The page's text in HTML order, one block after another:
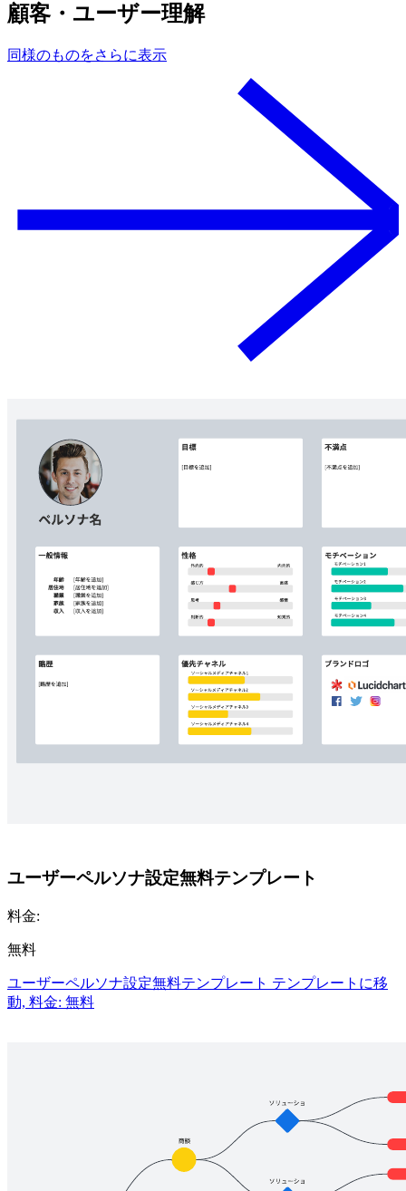
顧客・ユーザー理解
同様のものをさらに表示
ユーザーペルソナ設定無料テンプレート
料金:
無料
ユーザーペルソナ設定無料テンプレート テンプレートに移
動, 料金: 無料